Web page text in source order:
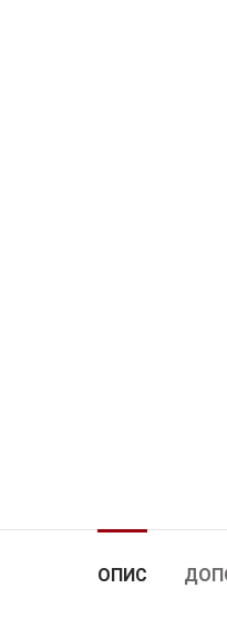
ОПИС